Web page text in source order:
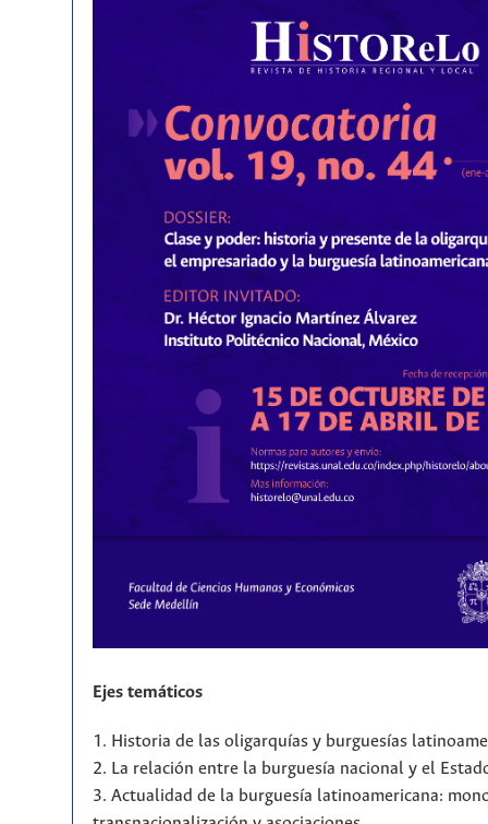
Ejes temáticos
1. Historia de las oligarquías y burguesías
2. La relación entre la burguesía nacional y el
3. Actualidad de la burguesía latinoamericana: